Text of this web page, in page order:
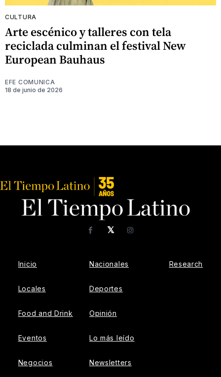
CULTURA
Arte escénico y talleres con tela
reciclada culminan el festival New
European Bauhaus
EFE COMUNICA
18 de junio de 2026
𝕏
FacebookInstagram
Inicio
Locales
Food and Drink
Eventos
Negocios
Nacionales
Deportes
Opinión
Lo más leído
Newsletters
Research